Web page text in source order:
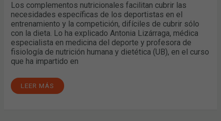
Los complementos nutricionales facilitan cubrir las
necesidades específicas de los deportistas en el
entrenamiento y la competición, difíciles de cubrir sólo
con la dieta. Lo ha explicado Antonia Lizárraga, médica
especialista en medicina del deporte y profesora de
fisiología de nutrición humana y dietética (UB), en el curso
que ha impartido en
LEER MÁS